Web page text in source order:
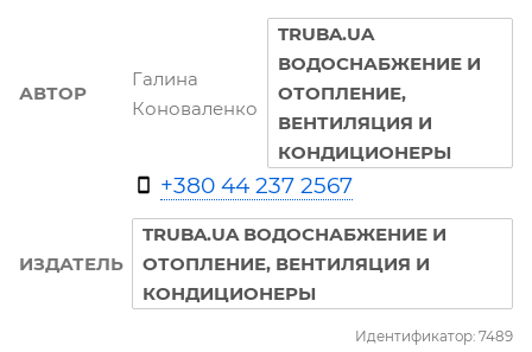
АВТОР
Галина
Коноваленко
TRUBA.UA
ВОДОСНАБЖЕНИЕ И
ОТОПЛЕНИЕ,
ВЕНТИЛЯЦИЯ И
КОНДИЦИОНЕРЫ
+380 44 237 2567
ИЗДАТЕЛЬ
TRUBA.UA ВОДОСНАБЖЕНИЕ И
ОТОПЛЕНИЕ, ВЕНТИЛЯЦИЯ И
КОНДИЦИОНЕРЫ
Идентификатор: 7489